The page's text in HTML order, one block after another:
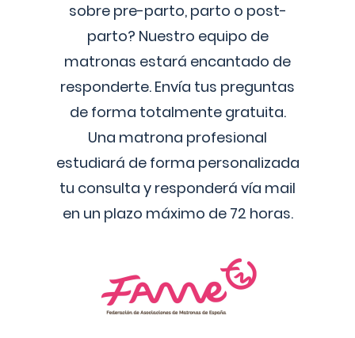
sobre pre-parto, parto o post-
parto? Nuestro equipo de
matronas estará encantado de
responderte. Envía tus preguntas
de forma totalmente gratuita.
Una matrona profesional
estudiará de forma personalizada
tu consulta y responderá vía mail
en un plazo máximo de 72 horas.